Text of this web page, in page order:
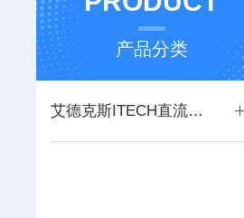
产品分类
艾德克斯ITECH直流电源